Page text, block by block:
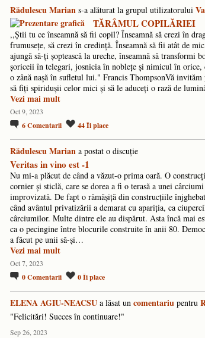
Rădulescu Marian s-a alăturat la grupul utilizatorului
TĂRÂMUL COPILĂRIEI
,,Ştii tu ce înseamnă să fii copil? Înseamnă să crezi în
frumuseţe, să crezi în credinţă. Înseamnă să fii atât de
ajungă să-ţi şoptească la ureche, înseamnă să transformi
şoriceii în telegari, josnicia în nobleţe şi nimicul în orice,
o zână naşă în sufletul lui." Francis ThompsonVă
să fiţi spiriduşii celor mici şi să le aduceţi o rază de
Vezi mai mult
Oct 9, 2023
6Comentarii 44Îi place
Rădulescu Marian a postat o discuţie
Veritas in vino est -1
Nu mi-a plăcut de când a văzut-o prima oară. O
cornier și sticlă, care se dorea a fi o terasă a unei
improvizată. De fapt o rămășiță din construcțiile
când avântul privatizării a demarat cu apariția, ca
cârciumilor. Multe dintre ele au dispărut. Asta încă mai
ca o pecingine între blocurile construite în anii 80.
a făcut pe unii să-și…
Vezi mai mult
Oct 7, 2023
0Comentarii 0Îi place
ELENA AGIU-NEACSU a lăsat un comentariu pentru
"Felicitări! Succes în continuare!"
Sep 26, 2023